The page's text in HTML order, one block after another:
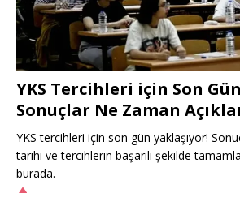
YKS Tercihleri için Son
Sonuçlar Ne Zaman
YKS tercihleri için son gün yaklaşıyor!
tarihi ve tercihlerin başarılı şekilde
burada.